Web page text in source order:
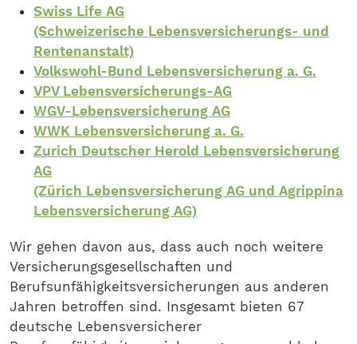
Swiss Life AG
(Schweizerische Lebensversicherungs- und
Rentenanstalt)
Volkswohl-Bund Lebensversicherung a. G.
VPV Lebensversicherungs-AG
WGV-Lebensversicherung AG
WWK Lebensversicherung a. G.
Zurich Deutscher Herold Lebensversicherung
AG
(Zürich Lebensversicherung AG und Agrippina
Lebensversicherung AG)
Wir gehen davon aus, dass auch noch weitere
Versicherungsgesellschaften und
Berufsunfähigkeitsversicherungen aus anderen
Jahren betroffen sind. Insgesamt bieten 67
deutsche Lebensversicherer